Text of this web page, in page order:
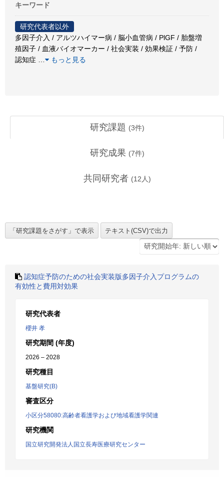
キーワード
研究代表者以外
多因子介入 / アルツハイマー病 / 脳小血管病 / PlGF / 胎盤増
殖因子 / 血液バイオマーカー / 社会実装 / 効果検証 / 予防 /
認知症
もっと見る
研究課題 (3件)
研究成果 (7件)
共同研究者 (12 人)
認知症予防のための社会実装版多因子介入プログラムの
有効性と費用対効果
研究代表者
櫻井 孝
研究期間 (年度)
2026 – 2028
研究種目
基盤研究(B)
審査区分
小区分58080:高齢者看護学および地域看護学関連
研究機関
国立研究開発法人国立長寿医療研究センター